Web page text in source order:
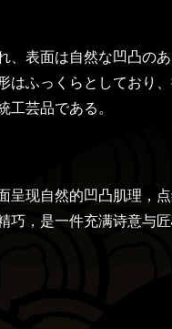
、表面は自然な凹凸の
はふっくらとしており
工芸品である。
呈现自然的凹凸肌理，
巧，是一件充满诗意与匠